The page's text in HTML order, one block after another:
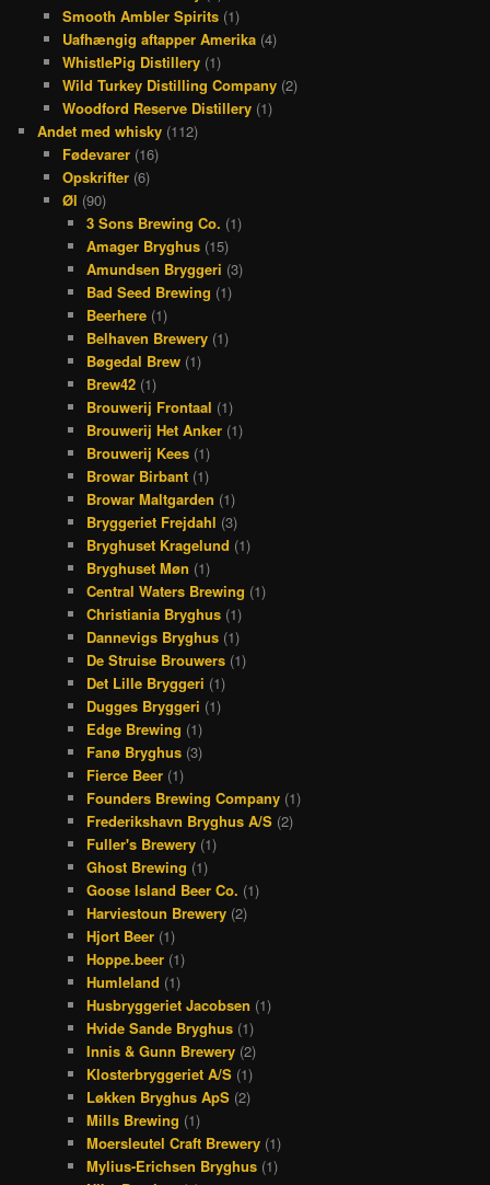
Smooth Ambler Spirits(1)
Uafhængig aftapper Amerika(4)
WhistlePig Distillery(1)
Wild Turkey Distilling Company(2)
Woodford Reserve Distillery(1)
Andet med whisky (112)
Fødevarer(16)
Opskrifter(6)
Øl (90)
3 Sons Brewing Co. (1)
Amager Bryghus (15)
Amundsen Bryggeri (3)
Bad Seed Brewing (1)
Beerhere (1)
Belhaven Brewery (1)
Bøgedal Brew (1)
Brew42 (1)
Brouwerij Frontaal (1)
Brouwerij Het Anker (1)
Brouwerij Kees (1)
Browar Birbant (1)
Browar Maltgarden (1)
Bryggeriet Frejdahl (3)
Bryghuset Kragelund (1)
Bryghuset Møn (1)
Central Waters Brewing (1)
Christiania Bryghus (1)
Dannevigs Bryghus (1)
De Struise Brouwers (1)
Det Lille Bryggeri (1)
Dugges Bryggeri (1)
Edge Brewing (1)
Fanø Bryghus (3)
Fierce Beer (1)
Founders Brewing Company (1)
Frederikshavn Bryghus A/S (2)
Fuller's Brewery (1)
Ghost Brewing (1)
Goose Island Beer Co. (1)
Harviestoun Brewery (2)
Hjort Beer (1)
Hoppe.beer (1)
Humleland (1)
Husbryggeriet Jacobsen (1)
Hvide Sande Bryghus (1)
Innis & Gunn Brewery (2)
Klosterbryggeriet A/S (1)
Løkken Bryghus ApS (2)
Mills Brewing (1)
Moersleutel Craft Brewery (1)
Mylius-Erichsen Bryghus (1)